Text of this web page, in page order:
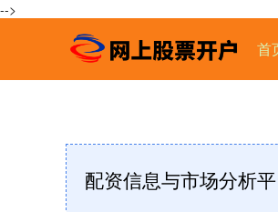
-->
首
配资信息与市场分析